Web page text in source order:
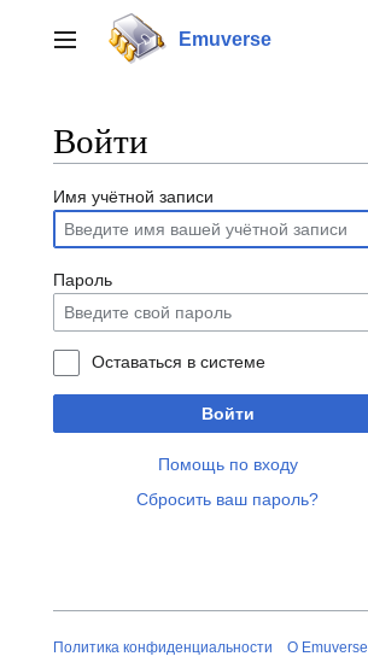
к
содержанию
Переключить боковую панель
Emuverse
Войти
Имя учётной записи
Пароль
Оставаться в системе
Войти
Помощь по входу
Сбросить ваш пароль?
Политика конфиденциальности О Emuverse